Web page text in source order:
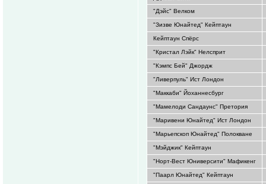
"Дэйс" Велком
"Зизве Юнайтед" Кейптаун
Кейптаун Спёрс
"Кристал Лэйк" Нелсприт
"Кэмпс Бей" Джордж
"Ливерпуль" Ист Лондон
"Маккаби" Йоханнесбург
"Мамелоди Сандаунс" Претория
"Маривени Юнайтед" Ист Лондон
"Марьепскоп Юнайтед" Полокване
"Мэйджик" Кейптаун
"Норт-Вест Юниверсити" Мафикенг
"Паарл Юнайтед" Кейптаун